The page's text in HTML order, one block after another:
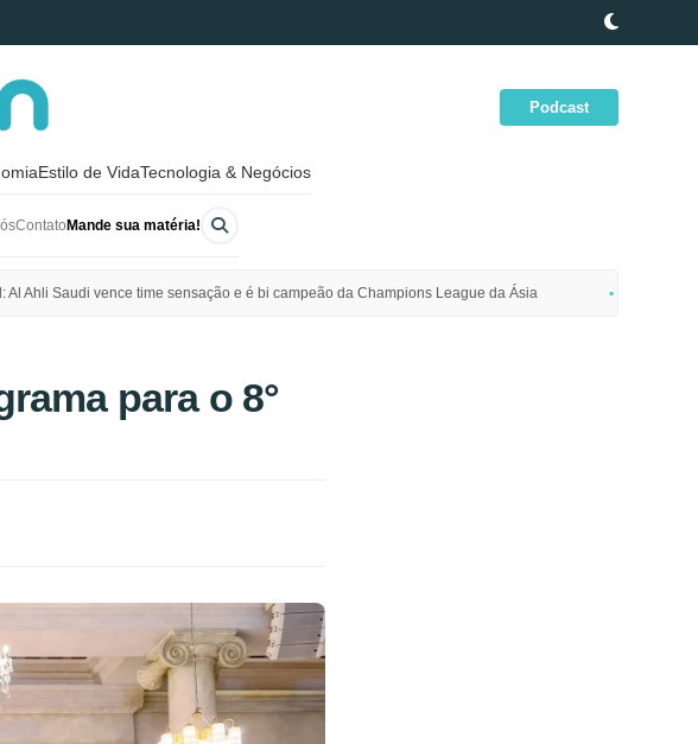
Podcast
Estilo de VidaTecnologia & Negócios
Contato Mande sua matéria!
Al Ahli Saudi vence time sensação e é bi campeão da Champions League da Ásia
para o 8°